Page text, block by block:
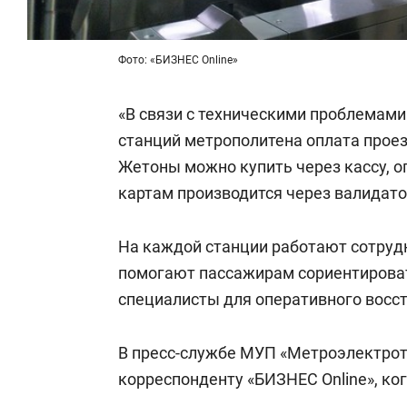
Фото: «БИЗНЕС Online»
«В связи с техническими
станций метрополитена оплата
Жетоны можно купить через кассу,
картам производится через
На каждой станции работают
помогают пассажирам
специалисты для оперативного
В пресс-службе МУП
корреспонденту «БИЗНЕС Online»,